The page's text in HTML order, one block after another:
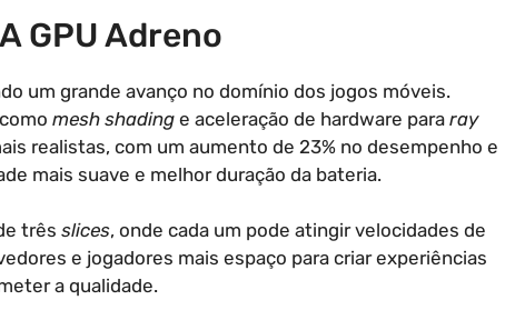
GPU Adreno
um grande avanço no domínio dos jogos móveis.
mesh shading e aceleração de hardware para ray
realistas, com um aumento de 23% no desempenho e
mais suave e melhor duração da bateria.
três slices, onde cada um pode atingir velocidades de
e jogadores mais espaço para criar experiências
a qualidade.